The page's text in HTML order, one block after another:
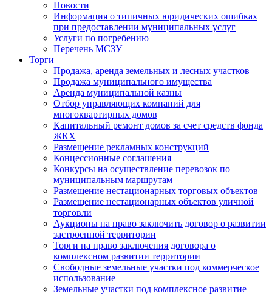
Новости
Информация о типичных юридических ошибках
при предоставлении муниципальных услуг
Услуги по погребению
Перечень МСЗУ
Торги
Продажа, аренда земельных и лесных участков
Продажа муниципального имущества
Аренда муниципальной казны
Отбор управляющих компаний для
многоквартирных домов
Капитальный ремонт домов за счет средств фонда
ЖКХ
Размещение рекламных конструкций
Концессионные соглашения
Конкурсы на осуществление перевозок по
муниципальным маршрутам
Размещение нестационарных торговых объектов
Размещение нестационарных объектов уличной
торговли
Аукционы на право заключить договор о развитии
застроенной территории
Торги на право заключения договора о
комплексном развитии территории
Свободные земельные участки под коммерческое
использование
Земельные участки под комплексное развитие